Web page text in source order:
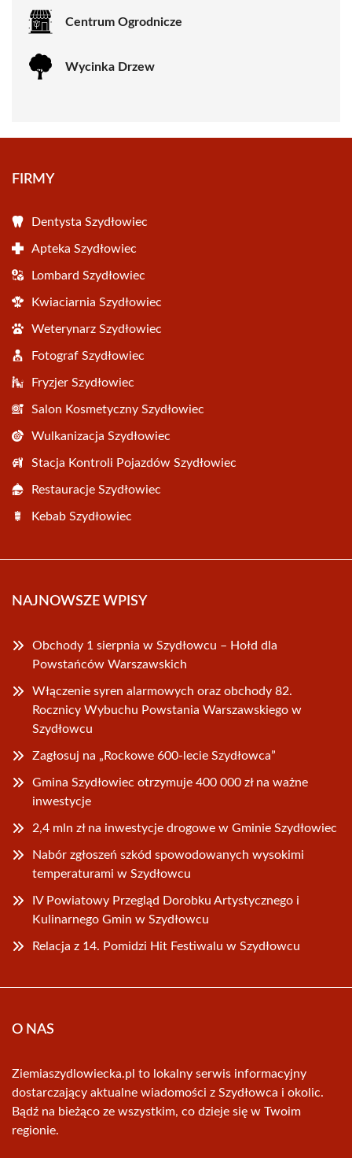
Centrum Ogrodnicze
Wycinka Drzew
FIRMY
Dentysta Szydłowiec
Apteka Szydłowiec
Lombard Szydłowiec
Kwiaciarnia Szydłowiec
Weterynarz Szydłowiec
Fotograf Szydłowiec
Fryzjer Szydłowiec
Salon Kosmetyczny Szydłowiec
Wulkanizacja Szydłowiec
Stacja Kontroli Pojazdów Szydłowiec
Restauracje Szydłowiec
Kebab Szydłowiec
NAJNOWSZE WPISY
Obchody 1 sierpnia w Szydłowcu – Hołd dla
Powstańców Warszawskich
Włączenie syren alarmowych oraz obchody 82.
Rocznicy Wybuchu Powstania Warszawskiego w
Szydłowcu
Zagłosuj na „Rockowe 600-lecie Szydłowca”
Gmina Szydłowiec otrzymuje 400 000 zł na ważne
inwestycje
2,4 mln zł na inwestycje drogowe w Gminie Szydłowiec
Nabór zgłoszeń szkód spowodowanych wysokimi
temperaturami w Szydłowcu
IV Powiatowy Przegląd Dorobku Artystycznego i
Kulinarnego Gmin w Szydłowcu
Relacja z 14. Pomidzi Hit Festiwalu w Szydłowcu
O NAS
Ziemiaszydlowiecka.pl to lokalny serwis informacyjny
dostarczający aktualne wiadomości z Szydłowca i okolic.
Bądź na bieżąco ze wszystkim, co dzieje się w Twoim
regionie.